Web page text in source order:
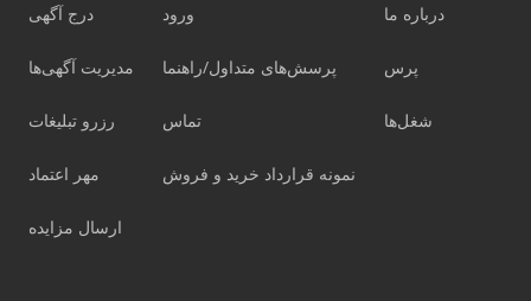
درج آگهی
مدیریت آگهی‌ها
رزرو تبلیغات
مهر اعتماد
ارسال مزایده
ورود
پرسش‌های متداول/راهنما
تماس
نمونه قرارداد خرید و فروش
درباره ما
پرس
شغل‌ها